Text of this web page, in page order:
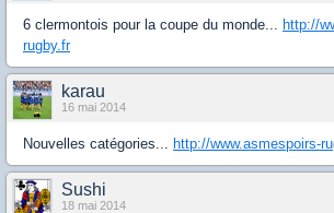
6 clermontois pour la coupe du monde... http://
rugby.fr
karau
16 mai 2014
Nouvelles catégories... http://www.asmespoirs-
Sushi
18 mai 2014